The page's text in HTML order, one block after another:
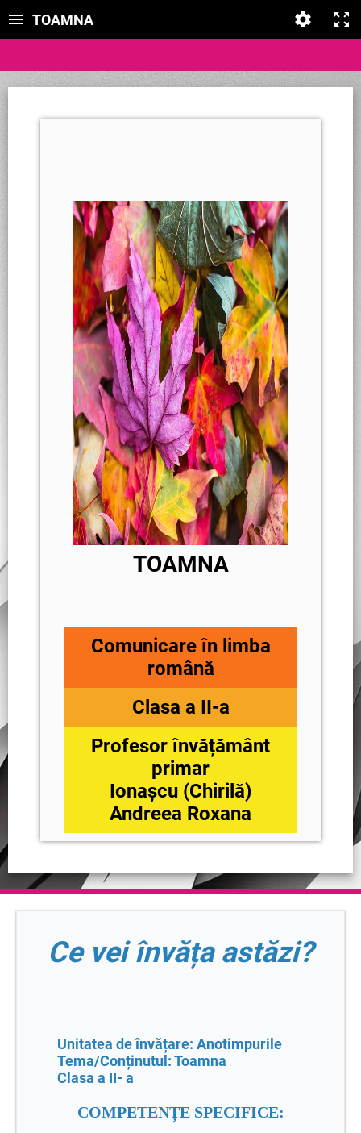
TOAMNA
TOAMNA
Comunicare în limba
română
Clasa a II-a
Profesor învățământ
primar
Ionașcu (Chirilă)
Andreea Roxana
Ce vei învăța astăzi?
Unitatea de învățare: Anotimpurile
Tema/Conținutul: Toamna
Clasa a II- a
COMPETENȚE SPECIFICE: